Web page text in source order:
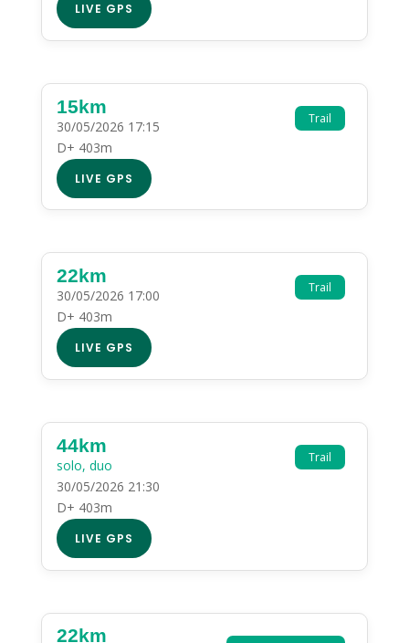
LIVE GPS
Trail
15km
30/05/2026 17:15
D+ 403m
LIVE GPS
Trail
22km
30/05/2026 17:00
D+ 403m
LIVE GPS
Trail
44km
solo, duo
30/05/2026 21:30
D+ 403m
LIVE GPS
22km